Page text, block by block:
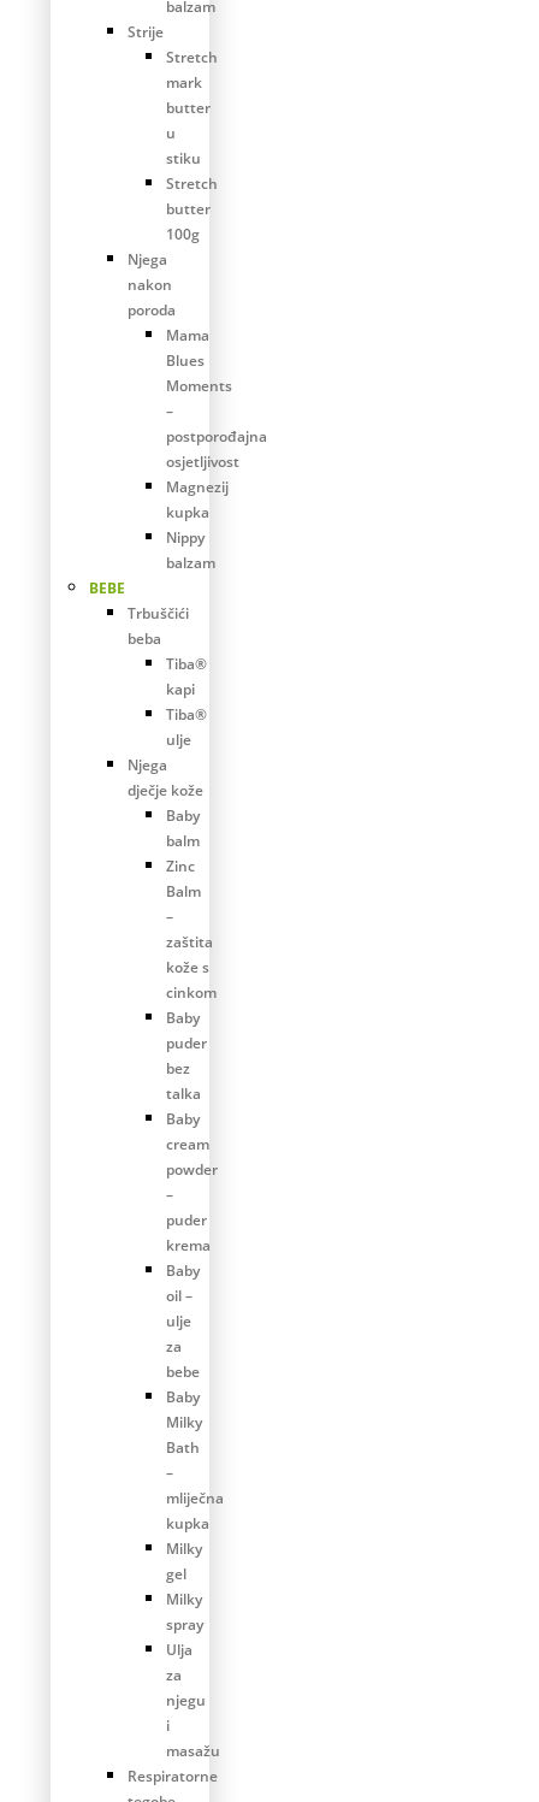
balzam
Strije
Stretch
mark
butter
u
stiku
Stretch
butter
100g
Njega
nakon
poroda
Mama
Blues
Moments
–
postporođajna
osjetljivost
Magnezij
kupka
Nippy
balzam
BEBE
Trbuščići
beba
Tiba®
kapi
Tiba®
ulje
Njega
dječje kože
Baby
balm
Zinc
Balm
–
zaštita
kože s
cinkom
Baby
puder
bez
talka
Baby
cream
powder
–
puder
krema
Baby
oil –
ulje
za
bebe
Baby
Milky
Bath
–
mliječna
kupka
Milky
gel
Milky
spray
Ulja
za
njegu
i
masažu
Respiratorne